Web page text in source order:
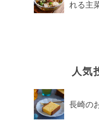
れる主
人気
長崎の